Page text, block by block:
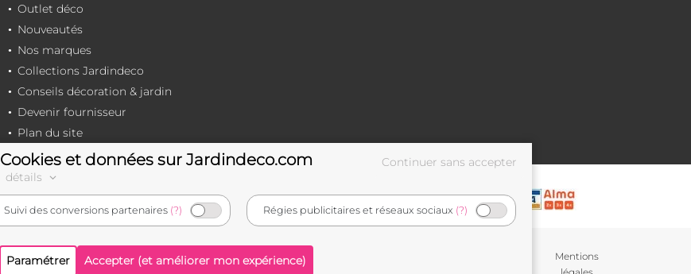
Outlet déco
Nouveautés
Nos marques
Collections Jardindeco
Conseils décoration & jardin
Devenir fournisseur
Plan du site
e-commerçant français
Mentions
Cookies et données sur Jardindeco.com
détails
Suivi des conversions partenaires (?) Régies publicitaires et réseaux sociaux (?)